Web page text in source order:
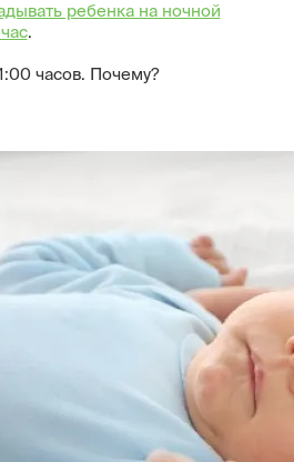
ребенка на ночной
.
часов. Почему?